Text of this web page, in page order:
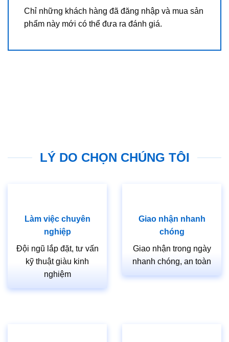
Chỉ những khách hàng đã đăng nhập và mua sản
phẩm này mới có thể đưa ra đánh giá.
LÝ DO CHỌN CHÚNG TÔI
Làm việc chuyên
nghiệp
Đội ngũ lắp đặt, tư vấn
kỹ thuật giàu kinh
nghiệm
Giao nhận nhanh
chóng
Giao nhận trong ngày
nhanh chóng, an toàn